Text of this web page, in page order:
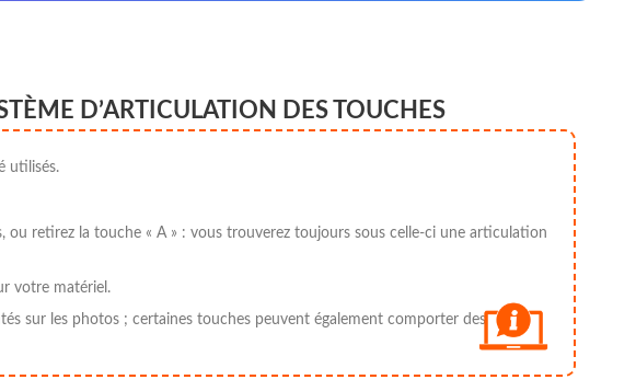
D’ARTICULATION DES TOUCHES
utilisés.
ou retirez la touche « A » : vous trouverez toujours sous celle-ci une articulation
votre matériel.
sur les photos ; certaines touches peuvent également comporter des